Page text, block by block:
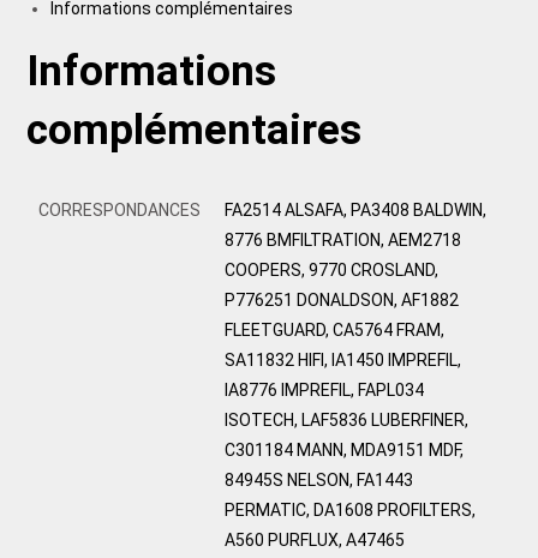
Informations complémentaires
Informations
complémentaires
CORRESPONDANCES
FA2514 ALSAFA, PA3408 BALDWIN,
8776 BMFILTRATION, AEM2718
COOPERS, 9770 CROSLAND,
P776251 DONALDSON, AF1882
FLEETGUARD, CA5764 FRAM,
SA11832 HIFI, IA1450 IMPREFIL,
IA8776 IMPREFIL, FAPL034
ISOTECH, LAF5836 LUBERFINER,
C301184 MANN, MDA9151 MDF,
84945S NELSON, FA1443
PERMATIC, DA1608 PROFILTERS,
A560 PURFLUX, A47465